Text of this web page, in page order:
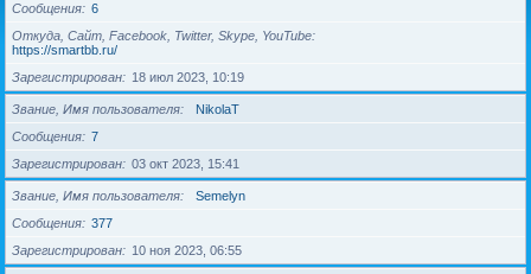
Сообщения
6
Откуда, Сайт, Facebook, Twitter, Skype, YouTube
https://smartbb.ru/
Зарегистрирован
18 июл 2023, 10:19
Звание, Имя пользователя
NikolaT
Сообщения
7
Зарегистрирован
03 окт 2023, 15:41
Звание, Имя пользователя
Semelyn
Сообщения
377
Зарегистрирован
10 ноя 2023, 06:55